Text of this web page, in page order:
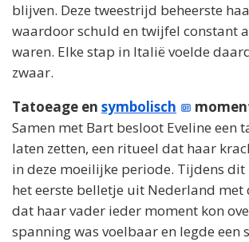
blijven. Deze tweestrijd beheerste
waardoor schuld en twijfel constant
waren. Elke stap in Italië voelde
zwaar.
Tatoeage en symbolisch
Samen met Bart besloot Eveline een
laten zetten, een ritueel dat haar
in deze moeilijke periode. Tijdens
het eerste belletje uit Nederland met
dat haar vader ieder moment kon
spanning was voelbaar en legde een